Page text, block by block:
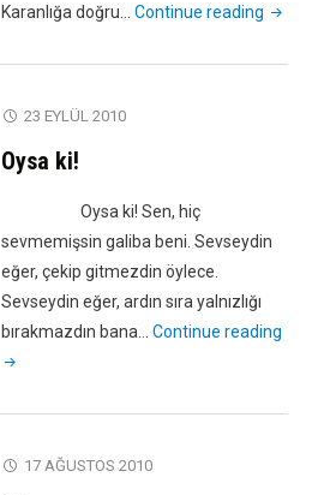
Karanlığa doğru…Continue reading "Bir
23 EYLÜL 2010
Oysa ki!
Oysa ki! Sen, hiç
sevmemişsin galiba beni. Sevseydin
eğer, çekip gitmezdin öylece.
Sevseydin eğer, ardın sıra yalnızlığı
bırakmazdın bana…Continue reading
17 AĞUSTOS 2010